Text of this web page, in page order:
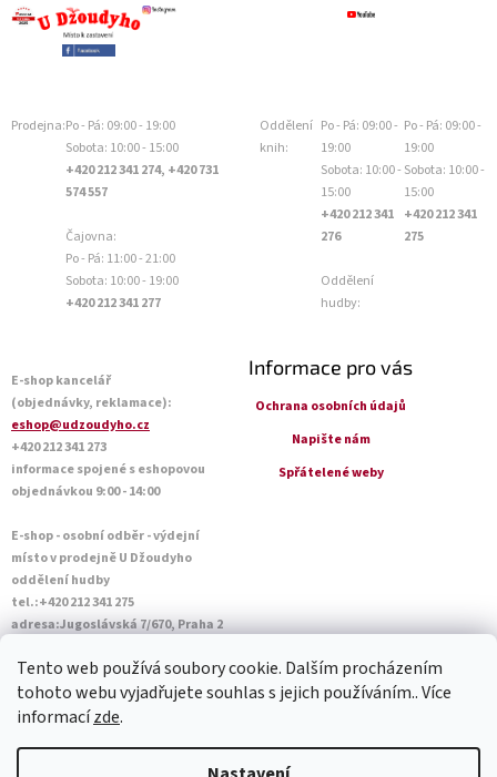
Tento web používá soubory cookie. Dalším procházením
tohoto webu vyjadřujete souhlas s jejich používáním.. Více
informacízde.
Prodejna:Po - Pá: 09:00 - 19:00
Sobota: 10:00 - 15:00
+420 212 341 274, +420 731
574 557
Čajovna:
Po - Pá: 11:00 - 21:00
Sobota: 10:00 - 19:00
+420 212 341 277
Oddělení
knih:
Po - Pá: 09:00 -
19:00
Sobota: 10:00 -
15:00
+420 212 341
276
Oddělení
hudby:
Po - Pá: 09:00 -
19:00
Sobota: 10:00 -
15:00
+420 212 341
275
E-shop kancelář
(objednávky, reklamace):
eshop@udzoudyho.cz
+420 212 341 273
informace spojené s eshopovou
objednávkou 9:00 - 14:00
E-shop - osobní odběr - výdejní
místo v prodejně U Džoudyho
oddělení hudby
tel.:+420 212 341 275
adresa:Jugoslávská 7/670, Praha 2
Sobota: 10:00 - 14:45
Informace pro vás
Ochrana osobních údajů
Napište nám
Spřátelené weby